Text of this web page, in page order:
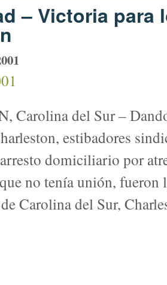
– Victoria para
Carolina del Sur –
estibadores
domiciliario por
no tenía unión, fueron
Carolina del Sur,